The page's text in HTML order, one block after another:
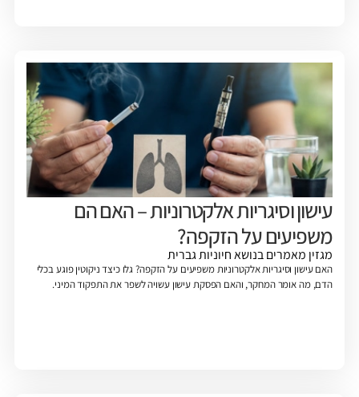
עישון וסיגריות אלקטרוניות – האם הם
משפיעים על הזקפה?
מגזין מאמרים בנושא חיוניות גברית
האם עישון וסיגריות אלקטרוניות משפיעים על הזקפה? גלו כיצד ניקוטין פוגע בכלי
הדם, מה אומר המחקר, והאם הפסקת עישון עשויה לשפר את התפקוד המיני.